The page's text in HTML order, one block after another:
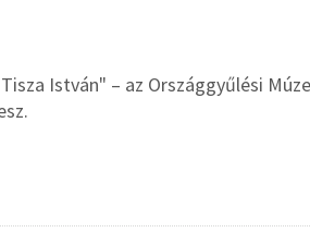
István" – az Országgyűlési